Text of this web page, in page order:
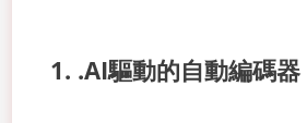
1. .AI驅動的自動編碼器